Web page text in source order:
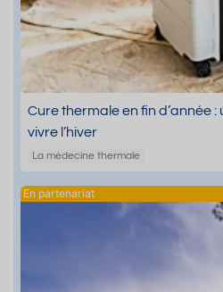
Cure thermale en fin d’année
vivre l’hiver
La médecine thermale